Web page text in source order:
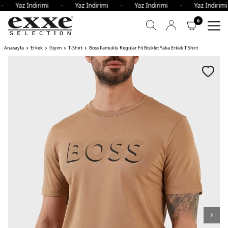
Yaz İndirimi - Yaz İndirimi - Yaz İndirimi - Yaz
0
Anasayfa Erkek Giyim T-Shirt Boss Pamuklu Regular Fit Bisiklet Yaka Erkek T Shirt